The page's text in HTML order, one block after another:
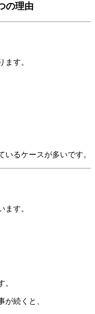
の理由
ます。
るケースが多いです。
ます。
。
が続くと、